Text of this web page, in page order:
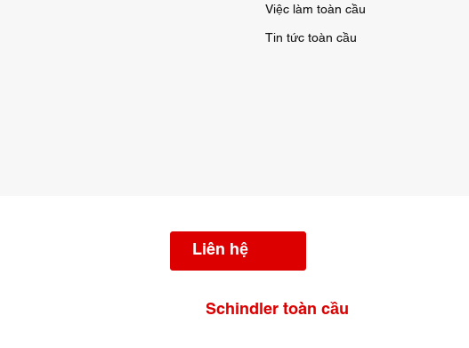
Việc làm toàn cầu
Tin tức toàn cầu
Liên hệ
Schindler toàn cầu